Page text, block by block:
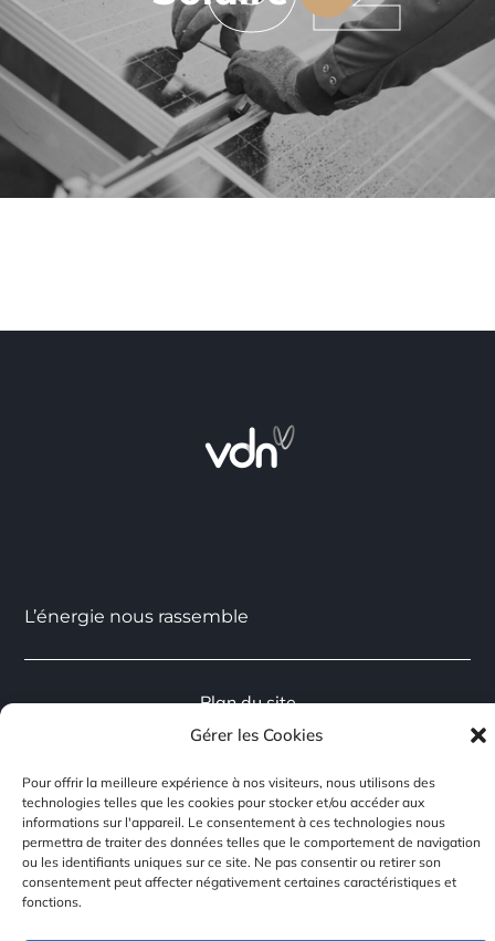
Gérer les Cookies
Pour offrir la meilleure expérience à nos visiteurs, nous utilisons des
technologies telles que les cookies pour stocker et/ou accéder aux
informations sur l'appareil. Le consentement à ces technologies nous
permettra de traiter des données telles que le comportement de navigation
ou les identifiants uniques sur ce site. Ne pas consentir ou retirer son
consentement peut affecter négativement certaines caractéristiques et
fonctions.
L’énergie nous rassemble
Plan du site
Mentions légales
Rejoignez-nous
Contacts